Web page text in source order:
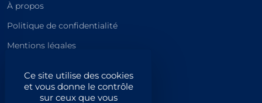
Ce site utilise des cookies
et vous donne le contrôle
sur ceux que vous
À propos
Politique de confidentialité
Mentions légales
Catégories principales
Catégories